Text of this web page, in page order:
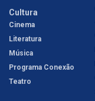
Cultura
Cinema
Literatura
Música
Programa Conexão
Teatro